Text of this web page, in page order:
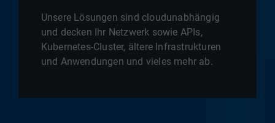
Unsere Lösungen sind cloudunabhängig
und decken Ihr Netzwerk sowie APIs,
Kubernetes-Cluster, ältere Infrastrukturen
und Anwendungen und vieles mehr ab.